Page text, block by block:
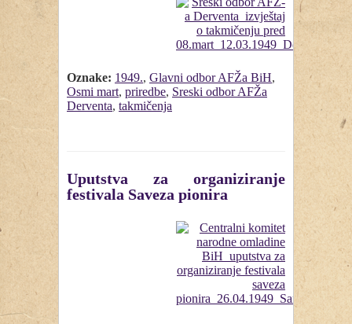
Oznake: 1949., Glavni odbor AFŽa BiH,
Osmi mart, priredbe, Sreski odbor AFŽa
Derventa, takmičenja
Uputstva za organiziranje
festivala Saveza pionira